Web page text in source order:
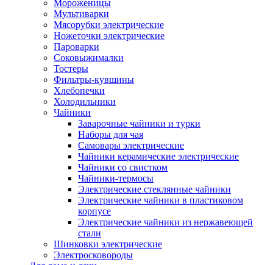
Мороженицы
Мультиварки
Мясорубки электрические
Ножеточки электрические
Пароварки
Соковыжималки
Тостеры
Фильтры-кувшины
Хлебопечки
Холодильники
Чайники
Заварочные чайники и турки
Наборы для чая
Самовары электрические
Чайники керамические электрические
Чайники со свистком
Чайники-термосы
Электрические стеклянные чайники
Электрические чайники в пластиковом
корпусе
Электрические чайники из нержавеющей
стали
Шинковки электрические
Электросковороды